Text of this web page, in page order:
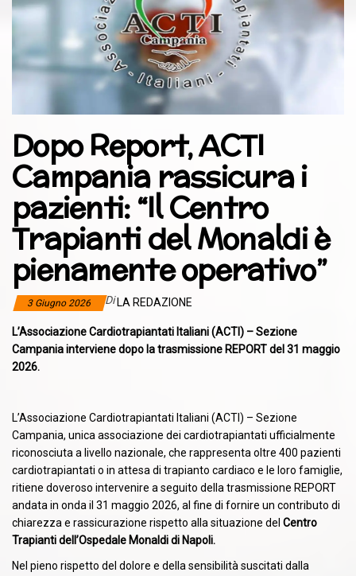
Dopo Report, ACTI
Campania rassicura i
pazienti: “Il Centro
Trapianti del Monaldi è
pienamente operativo”
3 Giugno 2026 Di LA REDAZIONE
L’Associazione Cardiotrapiantati Italiani (ACTI) – Sezione
Campaniainterviene dopo la trasmissione REPORT del 31 maggio
2026.
L’Associazione Cardiotrapiantati Italiani (ACTI) – Sezione
Campania, unica associazione dei cardiotrapiantati ufficialmente
riconosciuta a livello nazionale, che rappresenta oltre 400 pazienti
cardiotrapiantati o in attesa di trapianto cardiaco e le loro famiglie,
ritiene doveroso intervenire a seguito della trasmissione REPORT
andata in onda il 31 maggio 2026, al fine di fornire un contributo di
chiarezza e rassicurazione rispetto alla situazione del Centro
Trapianti dell’Ospedale Monaldi di Napoli.
Nel pieno rispetto del dolore e della sensibilità suscitati dalla